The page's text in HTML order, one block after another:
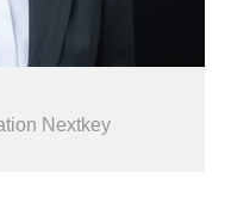
Nextkey